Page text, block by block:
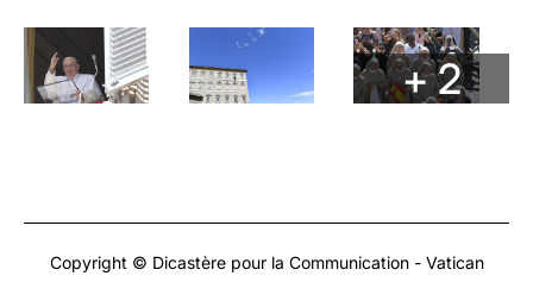
+ 2
Copyright © Dicastère pour la Communication - Vatican